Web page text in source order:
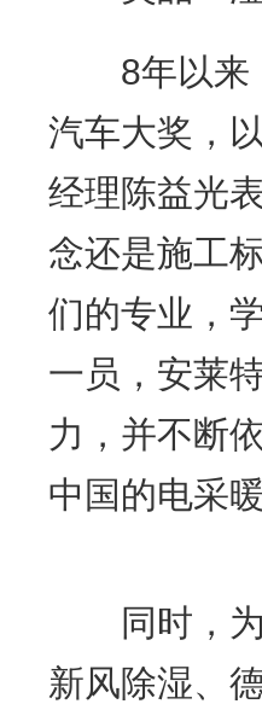
8年以来，
汽车大奖，
经理陈益光
念还是施工
们的专业，
一员，安莱
力，并不断
中国的电采
同时，为
新风除湿、